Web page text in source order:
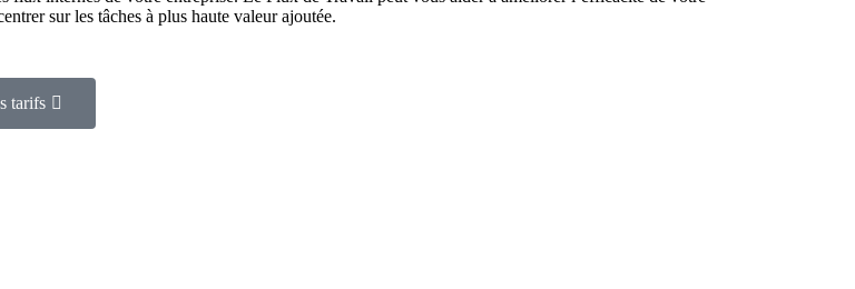
sur les tâches à plus haute valeur ajoutée.
tarifs